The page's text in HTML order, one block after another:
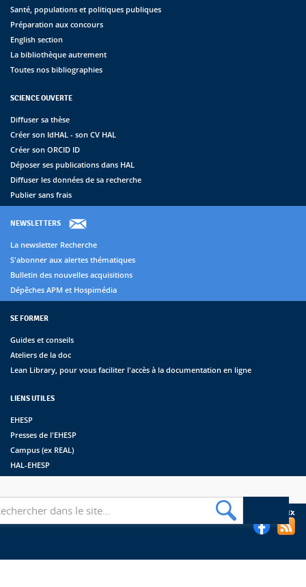
Santé, populations et politiques publiques
Préparation aux concours
English section
La bibliothèque autrement
Toutes nos bibliographies
SCIENCE OUVERTE
Diffuser sa thèse
Créer son IdHAL - son CV HAL
Créer son ORCID ID
Déposer ses publications dans HAL
Diffuser les données de sa recherche
Publier sans frais
NEWSLETTERS
La newsletter Recherche
S'abonner aux alertes thématiques
Bulletin des nouvelles acquisitions
Dépêches APM et Hospimédia
SE FORMER
Guides et conseils
Ateliers de la doc
Lean Library, pour vous faciliter l'accès à la documentation en ligne
LIENS UTILES
EHESP
Presses de l'EHESP
Campus (ex REAL)
HAL-EHESP
Suivez les bibliothèques de l'EHESP sur les réseaux sociaux